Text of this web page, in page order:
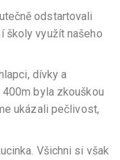
odstartovali
školy využít našeho
dívky a
byla zkouškou
ukázali pečlivost,
Všichni si však